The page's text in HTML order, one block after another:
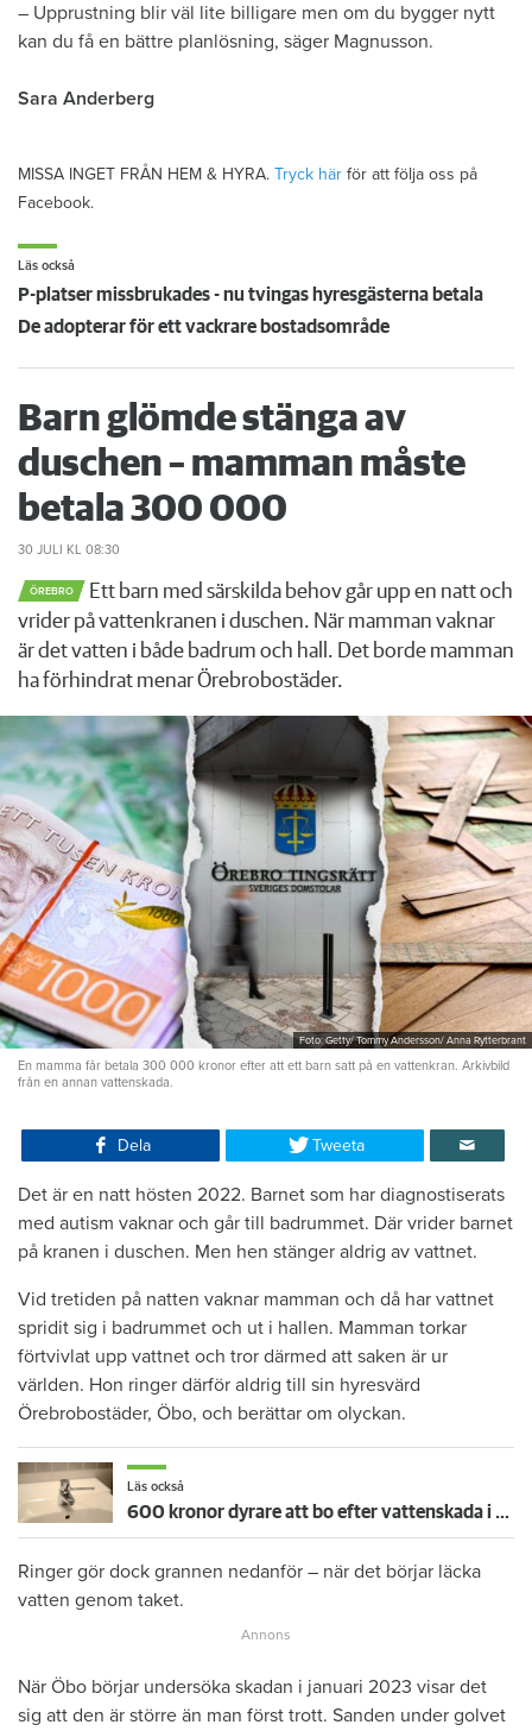
– Upprustning blir väl lite billigare men om du bygger nytt
kan du få en bättre planlösning, säger Magnusson.
Sara Anderberg
MISSA INGET FRÅN HEM & HYRA. Tryck här för att följa oss på
Facebook.
Läs också
P-platser missbrukades - nu tvingas hyresgästerna betala
De adopterar för ett vackrare bostadsområde
Barn glömde stänga av
duschen – mamman måste
betala 300 000
30 JULI KL 08:30
ÖREBRO
Ett barn med särskilda behov går upp en natt och
vrider på vattenkranen i duschen. När mamman vaknar
är det vatten i både badrum och hall. Det borde mamman
ha förhindrat menar Örebrobostäder.
Foto: Getty/ Tommy Andersson/ Anna Rytterbrant
En mamma får betala 300 000 kronor efter att ett barn satt på en vattenkran. Arkivbild
från en annan vattenskada.
Dela Tweeta
Det är en natt hösten 2022. Barnet som har diagnostiserats
med autism vaknar och går till badrummet. Där vrider barnet
på kranen i duschen. Men hen stänger aldrig av vattnet.
Vid tretiden på natten vaknar mamman och då har vattnet
spridit sig i badrummet och ut i hallen. Mamman torkar
förtvivlat upp vattnet och tror därmed att saken är ur
världen. Hon ringer därför aldrig till sin hyresvärd
Örebrobostäder, Öbo, och berättar om olyckan.
Läs också
600 kronor dyrare att bo efter vattenskada i Varberg
Ringer gör dock grannen nedanför – när det börjar läcka
vatten genom taket.
När Öbo börjar undersöka skadan i januari 2023 visar det
sig att den är större än man först trott. Sanden under golvet